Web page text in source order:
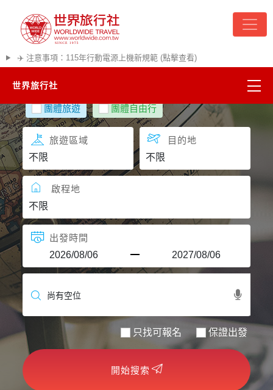
✈️ 注意事項：115年行動電源上機新規範 (點擊查看)
世界旅行社
精彩越南
熱門韓國
超夯日本
悠遊美加
遊輪河輪
世界臻旅
中東非洲
歐洲之旅
頂尖世界
團體旅遊 團體自由行
旅遊區域 目的地
啟程地
出發時間
只找可報名 保證出發
開始搜索